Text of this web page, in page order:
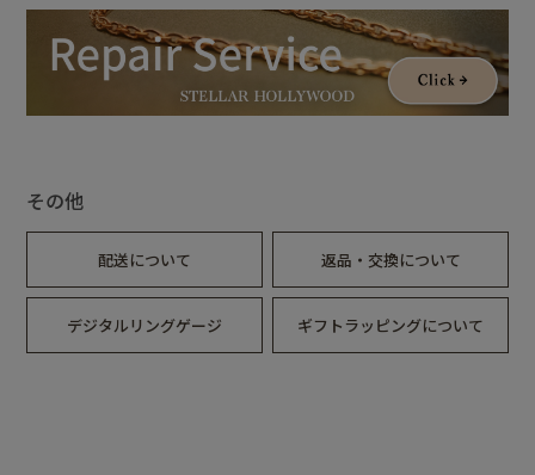
います。お客様からオーダーを頂き次第、一点一点お作りして
おります。そのため、返品・交換・キャンセルができない商品
となっておりますので、予めご了承くださいませ。
切ない物語。
オズの国に隠された真実を知り、それぞれの道を歩むことにな
ったエルファバとグリンダ。
“悪い魔女”として悪名を着せられ民衆の敵となったエルファバ
は、言葉を奪われた動物たちの自由のために戦い続けていた。
人気を手にするも、その心にはエルファバとの決別が深い影を
その他
配送について 返品・交換について
デジタルリングゲージ ギフトラッピングについて